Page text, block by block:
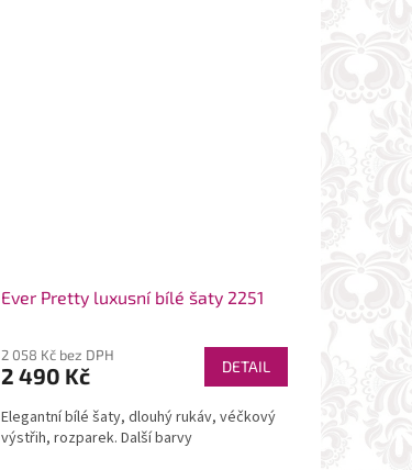
Ever Pretty luxusní bílé šaty 2251
2 058 Kč bez DPH
2 490 Kč DETAIL
Elegantní bílé šaty, dlouhý rukáv, véčkový
výstřih, rozparek. Další barvy